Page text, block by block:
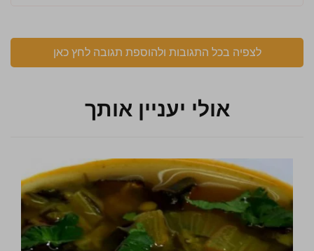
לצפיה בכל התגובות ולהוספת תגובה לחץ כאן
אולי יעניין אותך